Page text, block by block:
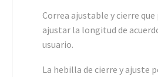
Correa ajustable y cierre
ajustar la longitud de
usuario.
La hebilla de cierre y ajuste